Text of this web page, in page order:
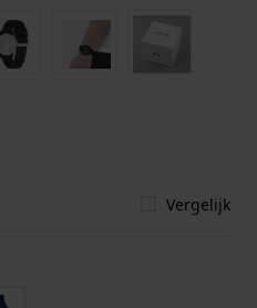
Vergelijk